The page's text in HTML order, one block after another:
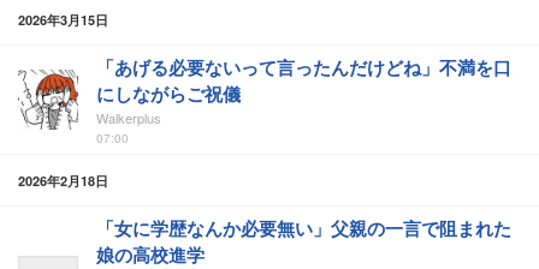
2026年3月15日
「あげる必要ないって言ったんだけどね」不満を口
にしながらご祝儀
Walkerplus
07:00
2026年2月18日
「女に学歴なんか必要無い」父親の一言で阻まれた
娘の高校進学